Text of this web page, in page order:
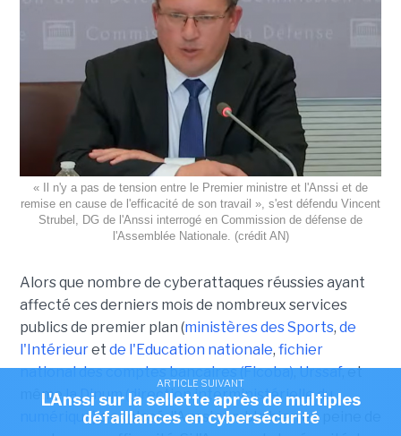
ARTICLE SUIVANT
L'Anssi sur la sellette après de multiples
défaillances en cybersécurité
« Il n'y a pas de tension entre le Premier ministre et l'Anssi et de
remise en cause de l'efficacité de son travail », s'est défendu Vincent
Strubel, DG de l'Anssi interrogé en Commission de défense de
l'Assemblée Nationale. (crédit AN)
Alors que nombre de cyberattaques réussies ayant
affecté ces derniers mois de nombreux services
publics de premier plan (ministères des Sports, de
l'Intérieuret de l'Education nationale, fichier
national des comptes bancaires (Ficoba),Urssaf, et
mêmela Dinum (direction interministérielle du
numérique)a explosé, l'Anssi semble bien en peine de